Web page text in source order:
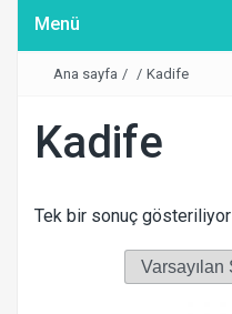
Menü
Ana sayfa / / Kadife
Kadife
Tek bir sonuç gösteriliyor